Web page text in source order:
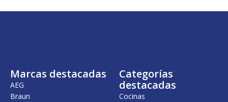
g
a
:
6
u
Marcas destacadas
AEG
Braun
Categorías
destacadas
Cocinas